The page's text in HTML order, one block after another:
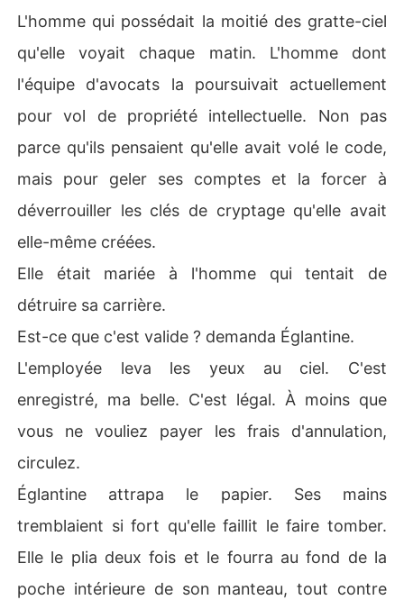
L'homme qui possédait la moitié des gratte-ciel
qu'elle voyait chaque matin. L'homme dont
l'équipe d'avocats la poursuivait actuellement
pour vol de propriété intellectuelle. Non pas
parce qu'ils pensaient qu'elle avait volé le code,
mais pour geler ses comptes et la forcer à
déverrouiller les clés de cryptage qu'elle avait
elle-même créées.
Elle était mariée à l'homme qui tentait de
détruire sa carrière.
Est-ce que c'est valide ? demanda Églantine.
L'employée leva les yeux au ciel. C'est
enregistré, ma belle. C'est légal. À moins que
vous ne vouliez payer les frais d'annulation,
circulez.
Églantine attrapa le papier. Ses mains
tremblaient si fort qu'elle faillit le faire tomber.
Elle le plia deux fois et le fourra au fond de la
poche intérieure de son manteau, tout contre